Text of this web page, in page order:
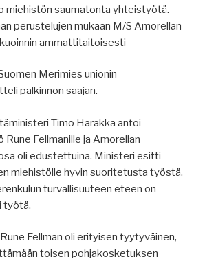
miehistön saumatonta yhteistyötä.
perustelujen mukaan M/S Amorellan
ammattitaitoisesti
Merimies unionin
palkinnon saajan.
Timo Harakka antoi
Rune Fellmanille ja Amorellan
oli edustettuina. Ministeri esitti
miehistölle hyvin suoritetusta työstä,
turvallisuuteen eteen on
työtä.
Fellman oli erityisen tyytyväinen,
toisen pohjakosketuksen